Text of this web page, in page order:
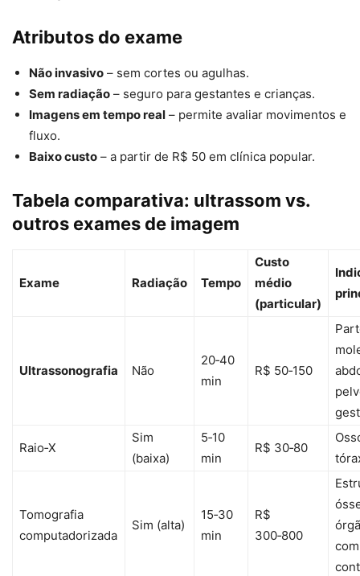
Atributos do exame
Não invasivo – sem cortes ou agulhas.
Sem radiação – seguro para gestantes e crianças.
Imagens em tempo real – permite avaliar movimentos e
fluxo.
Baixo custo – a partir de R$ 50 em clínica popular.
Tabela comparativa: ultrassom vs.
outros exames de imagem
Exame Radiação Tempo
Custo
médio
(particular)
Ultrassonografia Não
20‑40
min
R$ 50‑150
Raio‑X
Sim
(baixa)
5‑10
min
R$ 30‑80
Tomografia
computadorizada
Sim (alta)
15‑30
min
R$
300‑800
com